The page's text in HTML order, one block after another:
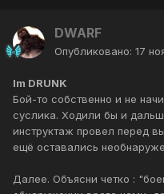
DWARF
Опубликовано: 17
Im DRUNK
Бой-то собственно и не
суслика. Ходили бы и
инструктаж провел перед
ещё оставались
Далее. Объясни четко :